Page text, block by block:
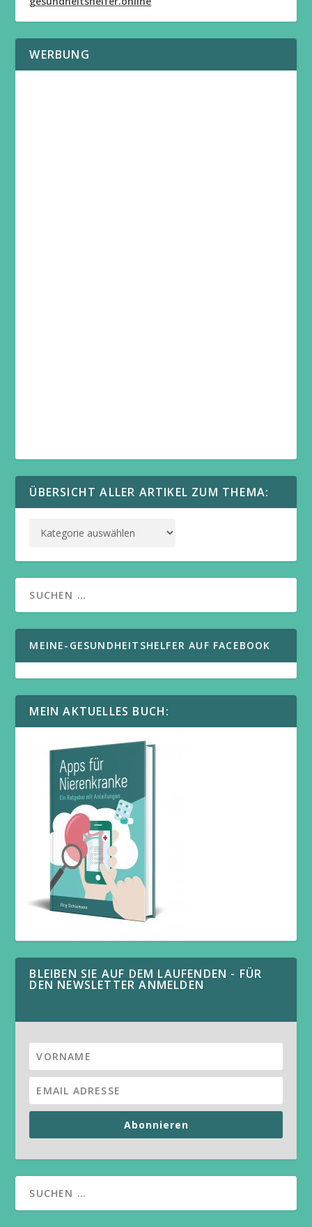
WERBUNG
ÜBERSICHT ALLER ARTIKEL ZUM THEMA:
MEINE-GESUNDHEITSHELFER AUF FACEBOOK
MEIN AKTUELLES BUCH:
BLEIBEN SIE AUF DEM LAUFENDEN - FÜR
DEN NEWSLETTER ANMELDEN
Abonnieren